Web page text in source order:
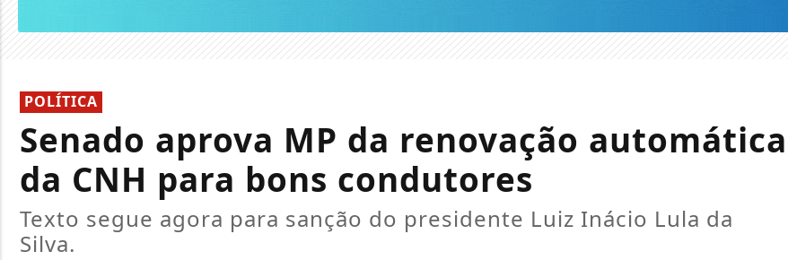
POLÍTICA
Senado aprova MP da renovação automática
da CNH para bons condutores
Texto segue agora para sanção do presidente Luiz Inácio Lula da
Silva.